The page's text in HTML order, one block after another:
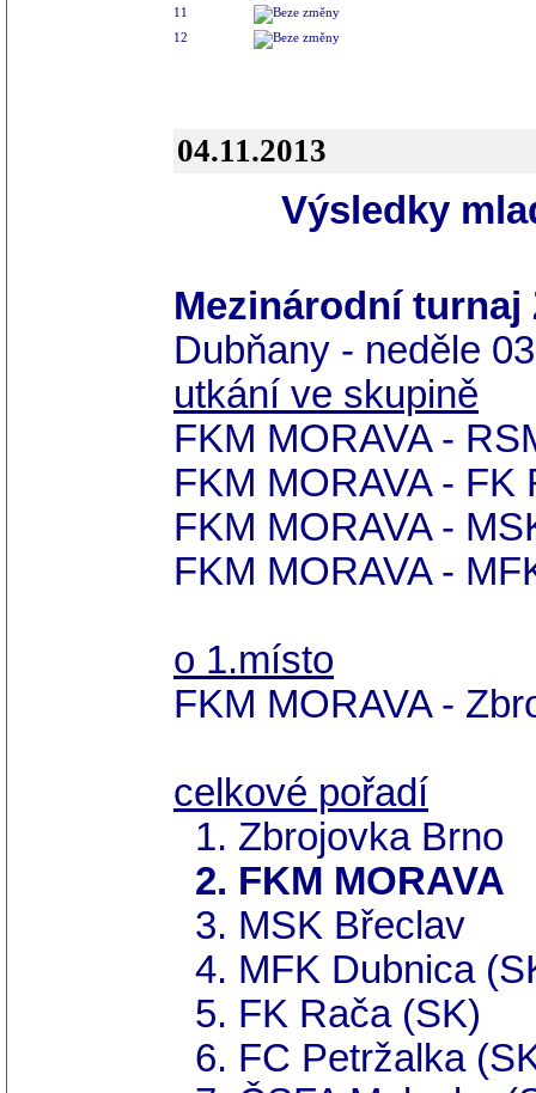
11
12
04.11.2013
Výsledky
Mezinárodní turnaj
Dubňany - neděle
utkání ve skupině
FKM MORAVA -
FKM MORAVA -
FKM MORAVA -
FKM MORAVA -
o 1.místo
FKM MORAVA -
celkové pořadí
1. Zbrojovka Brno
2. FKM MORAVA
3. MSK Břeclav
4. MFK Dubnica
5. FK Rača (SK)
6. FC Petržalka